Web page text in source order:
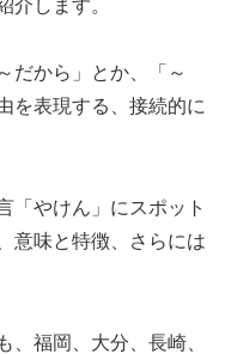
介します。
だから」とか、「～
を表現する、接続的に
「やけん」にスポット
意味と特徴、さらには
、福岡、大分、長崎、